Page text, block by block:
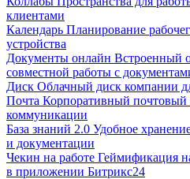
клиентами
Календарь Планирование
устройства
Документы онлайн Встроенный
совместной работы с
Диск Облачный диск компании
Почта Корпоративный почтовый
коммуникации
База знаний 2.0 Удобное
и документации
Чекин на работе Геймификация
в приложении Битрикс24